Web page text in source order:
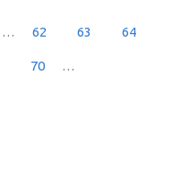
… 62 63 64
70 …